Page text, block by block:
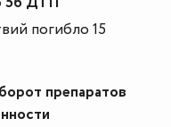
погибло 15
препаратов